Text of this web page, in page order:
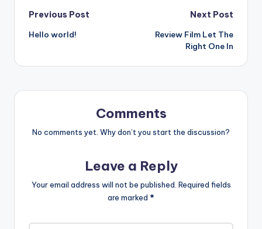
Post
navigation
Previous Post
Hello world!
Next Post
Review Film Let The
Right One In
Comments
No comments yet. Why don’t you start the discussion?
Leave a Reply
Your email address will not be published. Required fields
are marked *